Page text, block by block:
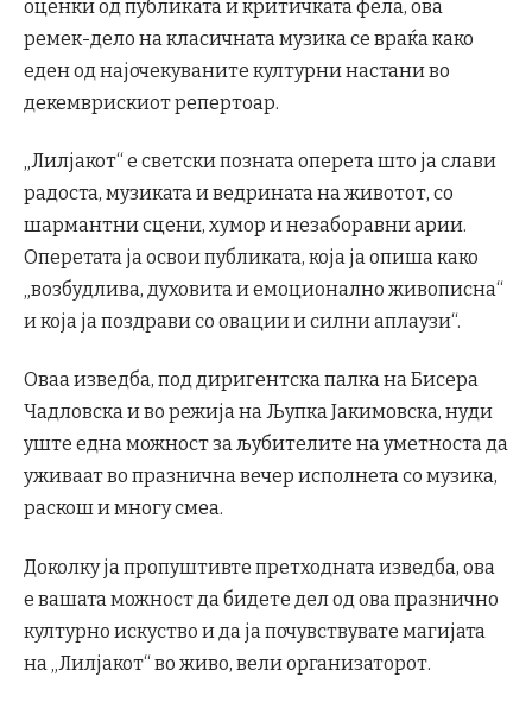
оценки од публиката и критичката фела, ова
ремек-дело на класичната музика се враќа како
еден од најочекуваните културни настани во
декемврискиот репертоар.
„Лилјакот“ е светски позната оперета што ја слави
радоста, музиката и ведрината на животот, со
шармантни сцени, хумор и незаборавни арии.
Оперетата ја освои публиката, која ја опиша како
„возбудлива, духовита и емоционално живописна“
и која ја поздрави со овации и силни аплаузи“.
Оваа изведба, под диригентска палка на Бисера
Чадловска и во режија на Љупка Јакимовска, нуди
уште една можност за љубителите на уметноста да
уживаат во празнична вечер исполнета со музика,
раскош и многу смеа.
Доколку ја пропуштивте претходната изведба, ова
е вашата можност да бидете дел од ова празнично
културно искуство и да ја почувствувате магијата
на „Лилјакот“ во живо, вели организаторот.